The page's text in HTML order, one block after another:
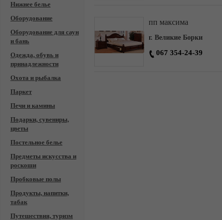
Нижнее белье
Оборудование
Оборудование для саун
и бань
Одежда, обувь и
принадлежности
Охота и рыбалка
Паркет
Печи и камины
Подарки, сувениры,
цветы
Постельное белье
Предметы искусства и
роскоши
Пробковые полы
Продукты, напитки,
табак
Путешествия, туризм
пп максима
г. Великие Борки
067 354-24-39